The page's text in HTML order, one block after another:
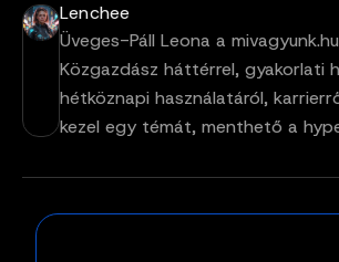
Lenchee
Üveges-Páll Leona a
Közgazdász háttérrel, gyakorlati
hétköznapi használatáról,
kezel egy témát, menthető a